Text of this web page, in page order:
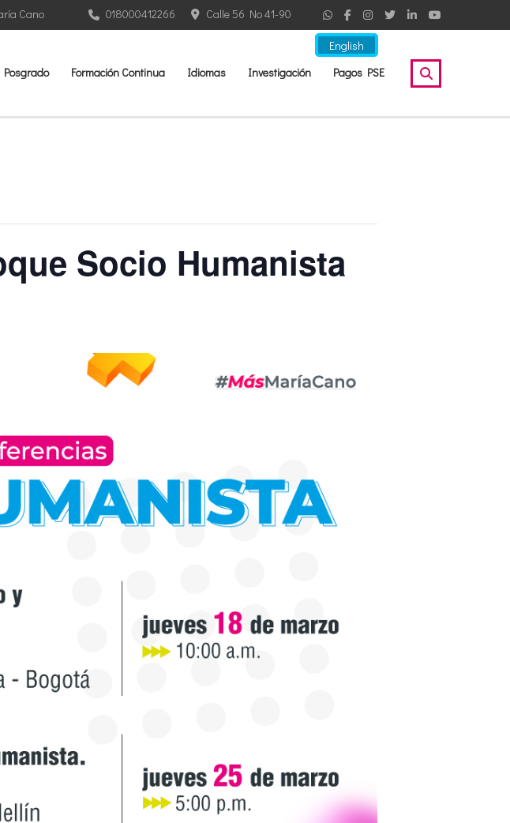
English
Cano Calle 56 No 41-90
018000412266
Posgrado Formación Continua Idiomas Investigación Pagos PSE
Socio Humanista